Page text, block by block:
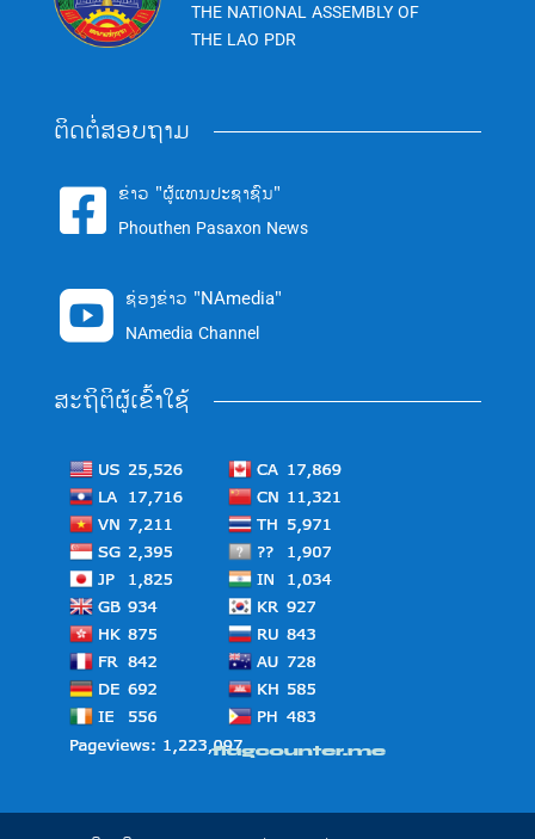
THE NATIONAL ASSEMBLY OF
THE LAO PDR
ຕິດຕໍ່ສອບຖາມ
 ຂ່າວ "ຜູ້ແທນປະຊາຊົນ"
Phouthen Pasaxon News
 ຊ່ອງຂ່າວ "NAmedia"
NAmedia Channel
ສະຖິຕິຜູ້ເຂົ້າໃຊ້